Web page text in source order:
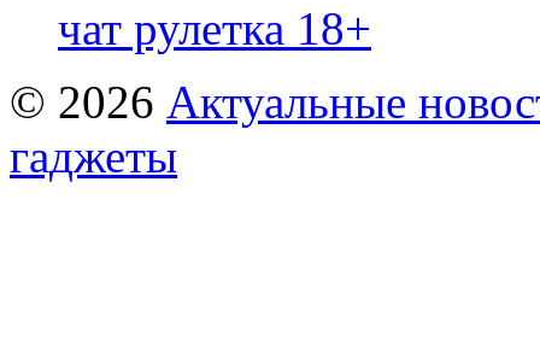
чат рулетка 18+
© 2026 Актуальные
гаджеты